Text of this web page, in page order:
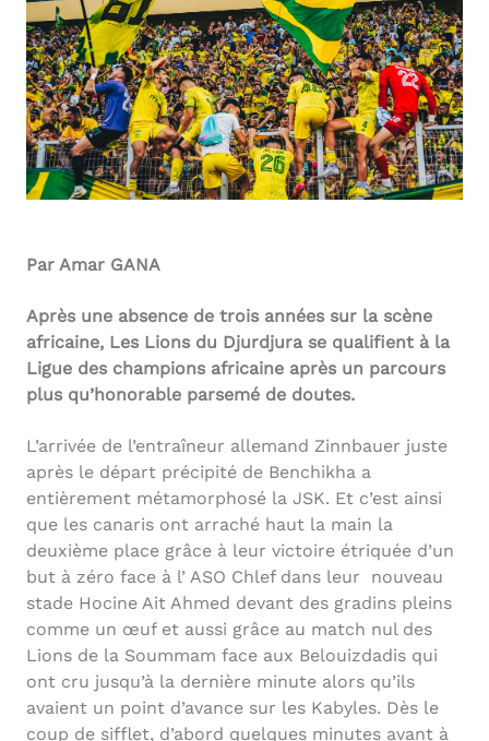
Par Amar GANA
Après une absence de trois années sur la scène
africaine, Les Lions du Djurdjura se qualifient à la
Ligue des champions africaine après un parcours
plus qu’honorable parsemé de doutes.
L’arrivée de l’entraîneur allemand Zinnbauer juste
après le départ précipité de Benchikha a
entièrement métamorphosé la JSK. Et c’est ainsi
que les canaris ont arraché haut la main la
deuxième place grâce à leur victoire étriquée d’un
but à zéro face à l’ ASO Chlef dans leur nouveau
stade Hocine Ait Ahmed devant des gradins pleins
comme un œuf et aussi grâce au match nul des
Lions de la Soummam face aux Belouizdadis qui
ont cru jusqu’à la dernière minute alors qu’ils
avaient un point d’avance sur les Kabyles. Dès le
coup de sifflet, d’abord quelques minutes avant à